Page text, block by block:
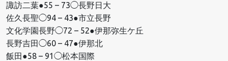
諏訪二葉●55 – 73◯長野日大
佐久長聖◯94 – 43●市立長野
文化学園長野◯72 – 52●伊那弥生ケ丘
長野吉田◯60 – 47●伊那北
飯田●58 – 91◯松本国際